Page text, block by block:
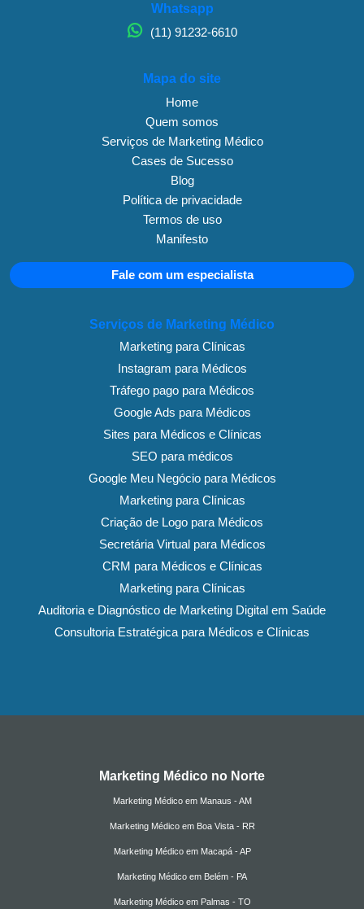
Whatsapp
(11) 91232-6610
Mapa do site
Home
Quem somos
Serviços de Marketing Médico
Cases de Sucesso
Blog
Política de privacidade
Termos de uso
Manifesto
Fale com um especialista
Serviços de Marketing Médico
Marketing para Clínicas
Instagram para Médicos
Tráfego pago para Médicos
Google Ads para Médicos
Sites para Médicos e Clínicas
SEO para médicos
Google Meu Negócio para Médicos
Marketing para Clínicas
Criação de Logo para Médicos
Secretária Virtual para Médicos
CRM para Médicos e Clínicas
Marketing para Clínicas
Auditoria e Diagnóstico de Marketing Digital em Saúde
Consultoria Estratégica para Médicos e Clínicas
Marketing Médico no Norte
Marketing Médico em Manaus - AM
Marketing Médico em Boa Vista - RR
Marketing Médico em Macapá - AP
Marketing Médico em Belém - PA
Marketing Médico em Palmas - TO